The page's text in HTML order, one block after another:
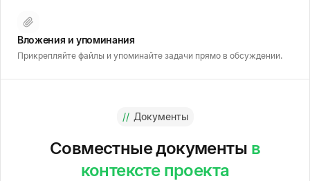
Вложения и упоминания
Прикрепляйте файлы и упоминайте задачи прямо в обсуждении.
// Документы
Совместные документы в
контексте проекта